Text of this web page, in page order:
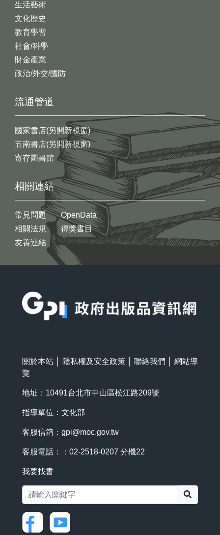
生活藝術
文化歷史
教育學習
社會/科學
財金產業
政治/外交/國防
流通管道
國家書店(另開新視窗)
五南書店(另開新視窗)
寄存圖書館
相關連結
常見問題
相關法規
友善連結
OpenData
得獎書目
關於本站 隱私權及安全政策 聯絡我們
網站導
覽
地址：10491台北市中山區松江路209號
指導單位：文化部
客服信箱： gpi@moc.gov.tw
客服電話：：02-2518-0207 分機22
我要找書